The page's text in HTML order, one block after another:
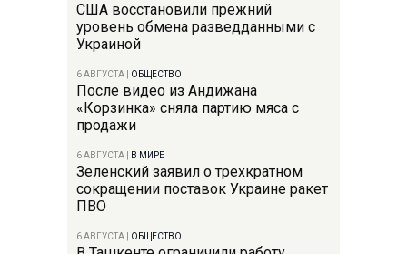
США восстановили прежний
уровень обмена разведданными с
Украиной
6 АВГУСТА ОБЩЕСТВО
После видео из Андижана
«Корзинка» сняла партию мяса с
продажи
6 АВГУСТА В МИРЕ
Зеленский заявил о трехкратном
сокращении поставок Украине ракет
ПВО
6 АВГУСТА ОБЩЕСТВО